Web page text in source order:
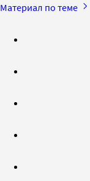
Материал по теме